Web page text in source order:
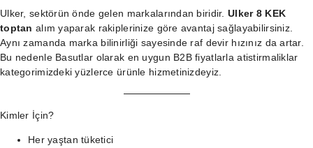
Ulker, sektörün önde gelen markalarından biridir. Ulker 8 KEK
toptan alım yaparak rakiplerinize göre avantaj sağlayabilirsiniz.
Aynı zamanda marka bilinirliği sayesinde raf devir hızınız da artar.
Bu nedenle Basutlar olarak en uygun B2B fiyatlarlaatistirmaliklar
kategorimizdeki yüzlerce ürünle hizmetinizdeyiz.
Kimler İçin?
Her yaştan tüketici